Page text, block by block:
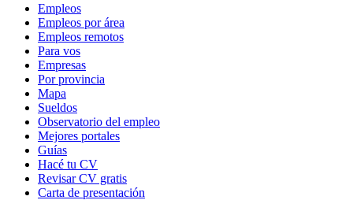
Empleos
Empleos por área
Empleos remotos
Para vos
Empresas
Por provincia
Mapa
Sueldos
Observatorio del empleo
Mejores portales
Guías
Hacé tu CV
Revisar CV gratis
Carta de presentación